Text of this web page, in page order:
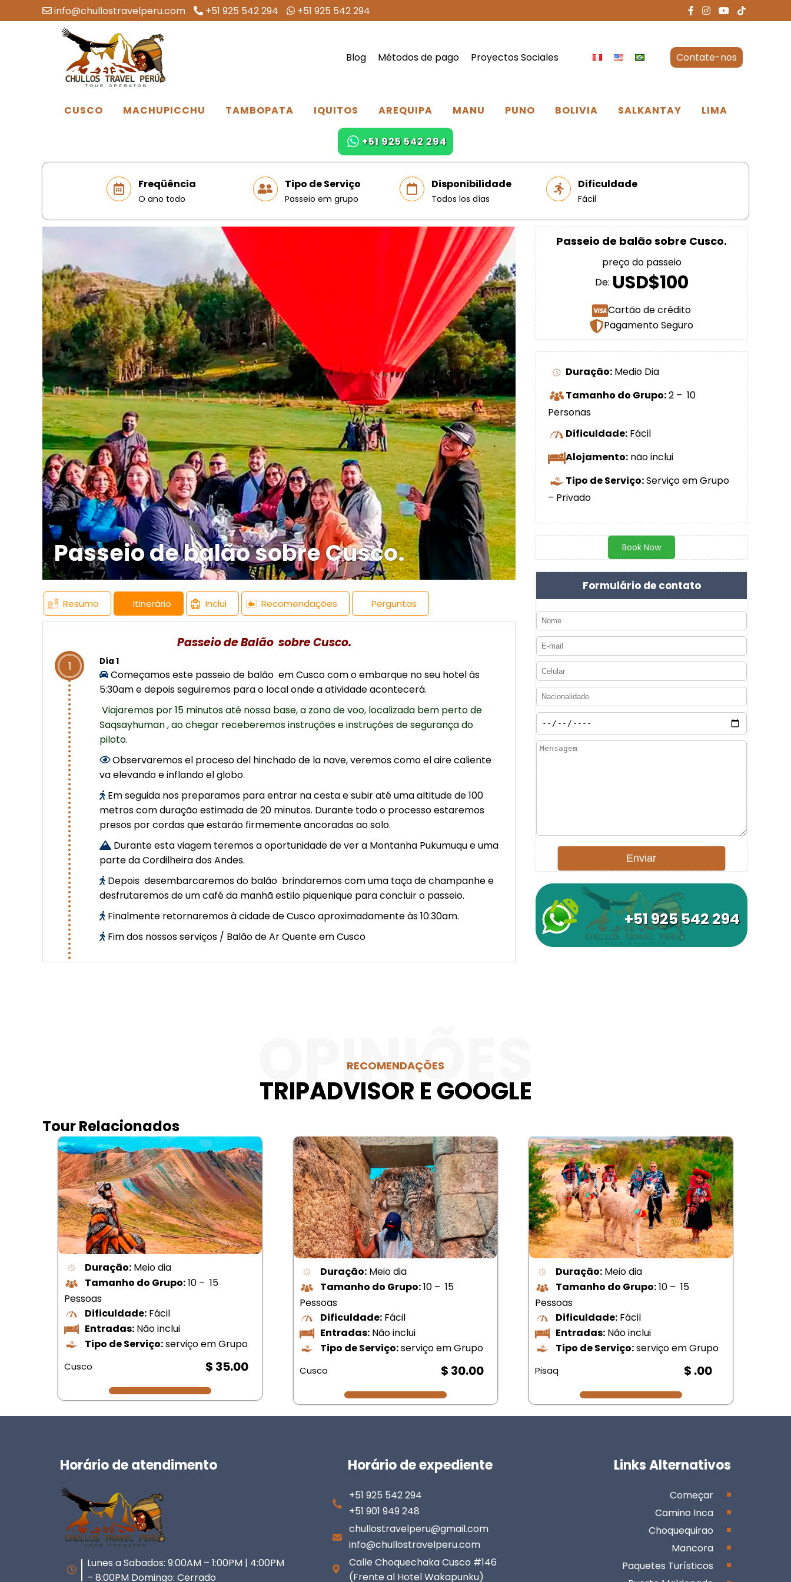
info@chullostravelperu.com +51 925 542 294 +51 925 542 294
Blog Métodos de pago Proyectos Sociales Contate-nos
CUSCO MACHUPICCHU TAMBOPATA IQUITOS AREQUIPA MANU PUNO BOLIVIA SALKANTAY LIMA
+51 925 542 294
Freqüência
O ano todo
Tipo de Serviço
Passeio em grupo
Disponibilidade
Todos los días
Dificuldade
Fácil
Passeio de balão sobre Cusco.
Resumo Itinerário Inclui Recomendações Perguntas
Passeio de Balão sobre Cusco.
1 Día 1
Começamos este passeio de balão em Cusco com o embarque no seu hotel às
5:30am e depois seguiremos para o local onde a atividade acontecerá.
Viajaremos por 15 minutos até nossa base, a zona de voo, localizada bem perto de
Saqsayhuman , ao chegar receberemos instruções e instruções de segurança do
piloto.
Observaremos el proceso del hinchado de la nave, veremos como el aire caliente
va elevando e inflando el globo.
Em seguida nos preparamos para entrar na cesta e subir até uma altitude de 100
metros com duração estimada de 20 minutos. Durante todo o processo estaremos
presos por cordas que estarão firmemente ancoradas ao solo.
Durante esta viagem teremos a oportunidade de ver a Montanha Pukumuqu e uma
parte da Cordilheira dos Andes.
Depois desembarcaremos do balão brindaremos com uma taça de champanhe e
desfrutaremos de um café da manhã estilo piquenique para concluir o passeio.
Finalmente retornaremos à cidade de Cusco aproximadamente às 10:30am.
Fim dos nossos serviços / Balão de Ar Quente em Cusco
Passeio de balão sobre Cusco.
preço do passeio
De: USD$100
Cartão de crédito
Pagamento Seguro
Duração: Medio Dia
Tamanho do Grupo:2 – 10
Personas
Dificuldade: Fácil
Alojamento: não inclui
Tipo de Serviço:Serviço em Grupo
– Privado
Book Now
Formulário de contato
+51 925 542 294
OPINIÕES
RECOMENDAÇÕES
TRIPADVISOR E GOOGLE
Tour Relacionados
Duração: Meio dia
Tamanho do Grupo:10 – 15
Pessoas
Dificuldade: Fácil
Entradas: Não inclui
Tipo de Serviço:serviço em Grupo
Cusco $ 35.00
Duração: Meio dia
Tamanho do Grupo:10 – 15
Pessoas
Dificuldade: Fácil
Entradas: Não inclui
Tipo de Serviço:serviço em Grupo
Cusco $ 30.00
Duração: Meio dia
Tamanho do Grupo:10 – 15
Pessoas
Dificuldade: Fácil
Entradas: Não inclui
Tipo de Serviço:serviço em Grupo
Pisaq $ .00
Horário de atendimento
Lunes a Sabados: 9:00AM – 1:00PM | 4:00PM
– 8:00PM Domingo: Cerrado
Horário de expediente
+51 925 542 294
+51 901 949 248
chullostravelperu@gmail.com
info@chullostravelperu.com
Calle Choquechaka Cusco #146
(Frente al Hotel Wakapunku)
Links Alternativos
Começar
Camino Inca
Choquequirao
Mancora
Paquetes Turísticos